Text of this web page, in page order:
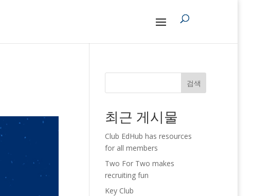
검색
최근 게시물
Club EdHub has resources
for all members
Two For Two makes
recruiting fun
Key Club